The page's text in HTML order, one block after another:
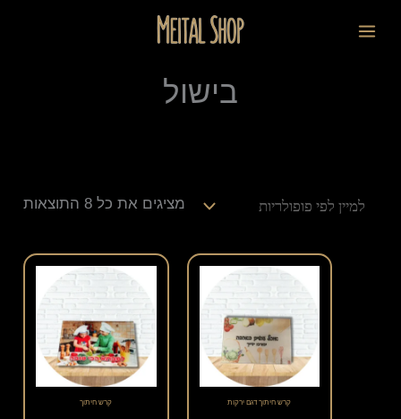
לתוכן
בישול
מציגים את כל ⁦8⁩ התוצאות
קרש חיתוך דגם ירקות קרש חיתוך